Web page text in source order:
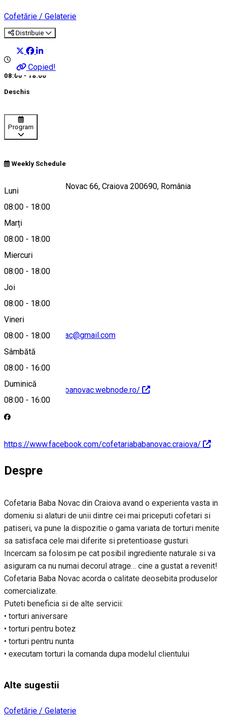
Cofetărie / Gelaterie
Distribuie
Copied!
08:00 - 18:00
Deschis
Program
Weekly Schedule
Luni
08:00 - 18:00
Marți
08:00 - 18:00
Miercuri
08:00 - 18:00
Joi
08:00 - 18:00
Vineri
08:00 - 18:00
Sâmbătă
08:00 - 16:00
Duminică
08:00 - 16:00
Strada Brazda lui Novac 66, Craiova 200690, România
Hartă
cofetariababanovac@gmail.com
http://cofetariababanovac.webnode.ro/
https://www.facebook.com/cofetariababanovac.craiova/
Despre
Cofetaria Baba Novac din Craiova avand o experienta vasta in
domeniu si alaturi de unii dintre cei mai priceputi cofetari si
patiseri, va pune la dispozitie o gama variata de torturi menite
sa satisfaca cele mai diferite si pretentioase gusturi.
Incercam sa folosim pe cat posibil ingrediente naturale si va
asiguram ca nu numai decorul atrage… cine a gustat a revenit!
Cofetaria Baba Novac acorda o calitate deosebita produselor
comercializate.
Puteti beneficia si de alte servicii:
• torturi aniversare
• torturi pentru botez
• torturi pentru nunta
• executam torturi la comanda dupa modelul clientului
Alte sugestii
Cofetărie / Gelaterie